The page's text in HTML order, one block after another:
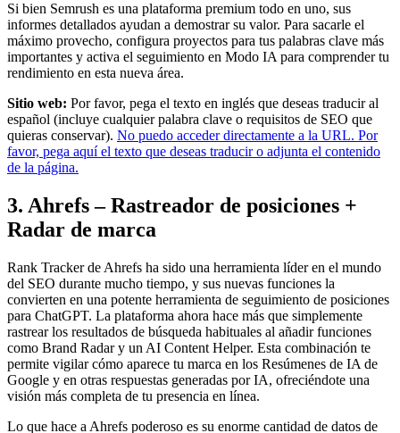
Si bien Semrush es una plataforma premium todo en uno, sus
informes detallados ayudan a demostrar su valor. Para sacarle el
máximo provecho, configura proyectos para tus palabras clave más
importantes y activa el seguimiento en Modo IA para comprender tu
rendimiento en esta nueva área.
Sitio web: Por favor, pega el texto en inglés que deseas traducir al
español (incluye cualquier palabra clave o requisitos de SEO que
quieras conservar). No puedo acceder directamente a la URL. Por
favor, pega aquí el texto que deseas traducir o adjunta el contenido
de la página.
3. Ahrefs – Rastreador de posiciones +
Radar de marca
Rank Tracker de Ahrefs ha sido una herramienta líder en el mundo
del SEO durante mucho tiempo, y sus nuevas funciones la
convierten en una potente herramienta de seguimiento de posiciones
para ChatGPT. La plataforma ahora hace más que simplemente
rastrear los resultados de búsqueda habituales al añadir funciones
como Brand Radar y un AI Content Helper. Esta combinación te
permite vigilar cómo aparece tu marca en los Resúmenes de IA de
Google y en otras respuestas generadas por IA, ofreciéndote una
visión más completa de tu presencia en línea.
Lo que hace a Ahrefs poderoso es su enorme cantidad de datos de